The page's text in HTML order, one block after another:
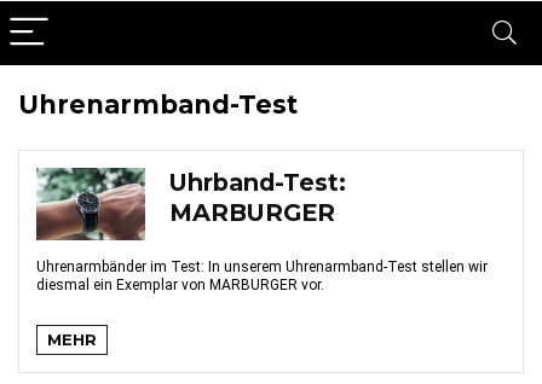
Uhrenarmband-Test
Uhrband-Test:
MARBURGER
Uhrenarmbänder im Test: In unserem Uhrenarmband-Test stellen wir
diesmal ein Exemplar von MARBURGER vor.
MEHR